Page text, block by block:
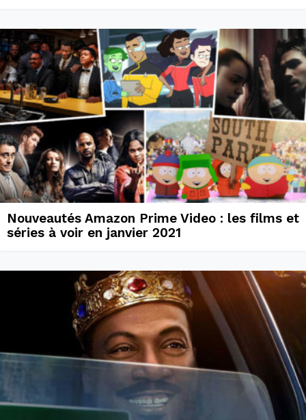
Nouveautés Amazon Prime Video : les films et
séries à voir en janvier 2021